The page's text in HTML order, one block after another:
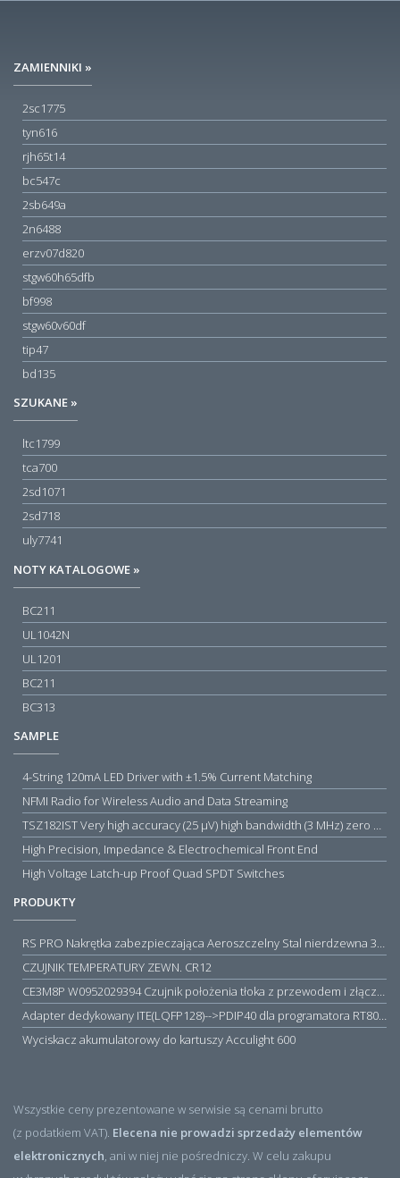
ZAMIENNIKI »
2sc1775
tyn616
rjh65t14
bc547c
2sb649a
2n6488
erzv07d820
stgw60h65dfb
bf998
stgw60v60df
tip47
bd135
SZUKANE »
ltc1799
tca700
2sd1071
2sd718
uly7741
NOTY KATALOGOWE »
BC211
UL1042N
UL1201
BC211
BC313
SAMPLE
4-String 120mA LED Driver with ±1.5% Current Matching
NFMI Radio for Wireless Audio and Data Streaming
TSZ182IST Very high accuracy (25 µV) high bandwidth (3 MHz) zero drift 5 V operational amplifiers
High Precision, Impedance & Electrochemical Front End
High Voltage Latch-up Proof Quad SPDT Switches
PRODUKTY
RS PRO Nakrętka zabezpieczająca Aeroszczelny Stal nierdzewna 316 Zwykłe
CZUJNIK TEMPERATURY ZEWN. CR12
CE3M8P W0952029394 Czujnik położenia tłoka z przewodem i złączem M8, PNP NO, 10...30VDC, 100mA, METALWORK, METAL WORK jak MZT1-0
Adapter dedykowany ITE(LQFP128)-->PDIP40 dla programatora RT809H/RT809F (simple)
Wyciskacz akumulatorowy do kartuszy Acculight 600
Wszystkie ceny prezentowane w serwisie są cenami brutto
(z podatkiem VAT). Elecena nie prowadzi sprzedaży elementów
elektronicznych, ani w niej nie pośredniczy. W celu zakupu